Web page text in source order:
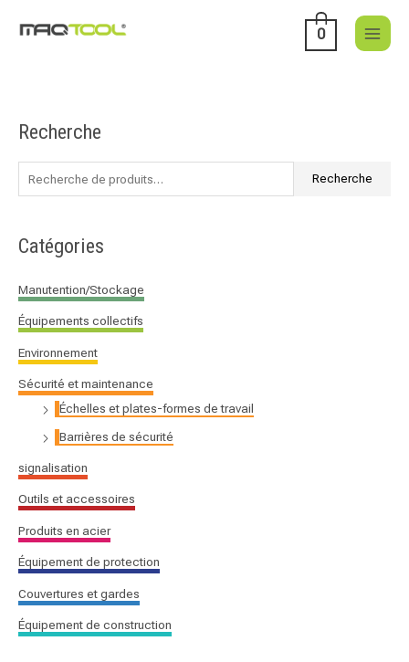
0
Recherche
R
r
h
e
p
u
:
Recherche
Catégories
Manutention/Stockage
Équipements collectifs
Environnement
Sécurité et maintenance
Échelles et plates-formes de travail
Barrières de sécurité
signalisation
Outils et accessoires
Produits en acier
Équipement de protection
Couvertures et gardes
Équipement de construction